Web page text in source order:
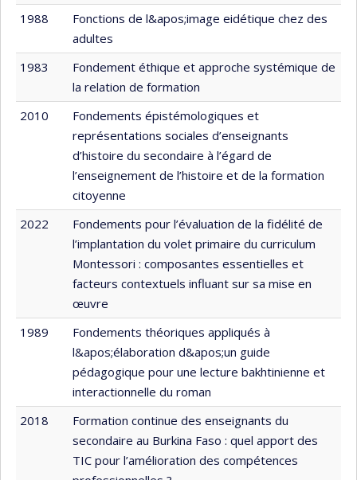
1988
Fonctions de l&apos;image eidétique chez des
adultes
1983
Fondement éthique et approche systémique de
la relation de formation
2010
Fondements épistémologiques et
représentations sociales d’enseignants
d’histoire du secondaire à l’égard de
l’enseignement de l’histoire et de la formation
citoyenne
2022
Fondements pour l’évaluation de la fidélité de
l’implantation du volet primaire du curriculum
Montessori : composantes essentielles et
facteurs contextuels influant sur sa mise en
œuvre
1989
Fondements théoriques appliqués à
l&apos;élaboration d&apos;un guide
pédagogique pour une lecture bakhtinienne et
interactionnelle du roman
2018
Formation continue des enseignants du
secondaire au Burkina Faso : quel apport des
TIC pour l’amélioration des compétences